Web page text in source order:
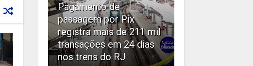
Pagamento de
passagem por Pix
registra mais de 211 mil
transações em 24 dias
nos trens do RJ